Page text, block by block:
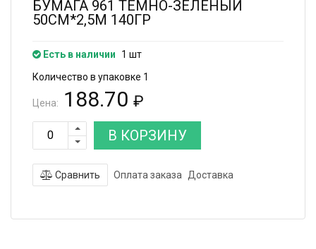
БУМАГА 961 ТЕМНО-ЗЕЛЕНЫЙ
50СМ*2,5М 140ГР
Есть в наличии
1 шт
Количество в упаковке 1
Цена: 188.70 ₽
В КОРЗИНУ
Сравнить Оплата заказа Доставка